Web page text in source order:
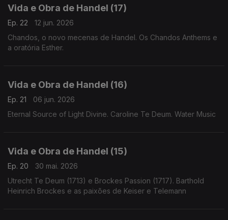
Vida e Obra de Handel (17)
Ep. 22
12 jun. 2026
Chandos, o novo mecenas de Handel. Os Chandos Anthems e
a oratória Esther.
Vida e Obra de Handel (16)
Ep. 21
06 jun. 2026
Eternal Source of Light Divine. Caroline Te Deum. Water Music
Vida e Obra de Handel (15)
Ep. 20
30 mai. 2026
Utrecht Te Deum (1713) e Brockes Passion (1717). Barthold
Heinrich Brockes e as paixões de Keiser e Telemann